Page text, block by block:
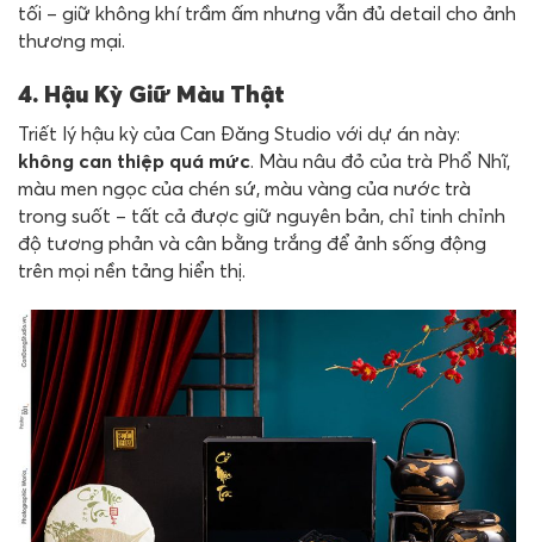
tối – giữ không khí trầm ấm nhưng vẫn đủ detail cho ảnh
thương mại.
4. Hậu Kỳ Giữ Màu Thật
Triết lý hậu kỳ của Can Đăng Studio với dự án này:
không can thiệp quá mức. Màu nâu đỏ của trà Phổ Nhĩ,
màu men ngọc của chén sứ, màu vàng của nước trà
trong suốt – tất cả được giữ nguyên bản, chỉ tinh chỉnh
độ tương phản và cân bằng trắng để ảnh sống động
trên mọi nền tảng hiển thị.